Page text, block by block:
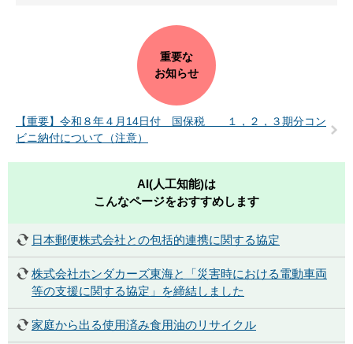
重要な
お知らせ
【重要】令和８年４月14日付 国保税 １，２，３期分コン
ビニ納付について（注意）
AI(人工知能)は
こんなページをおすすめします
日本郵便株式会社との包括的連携に関する協定
株式会社ホンダカーズ東海と「災害時における電動車両
等の支援に関する協定」を締結しました
家庭から出る使用済み食用油のリサイクル